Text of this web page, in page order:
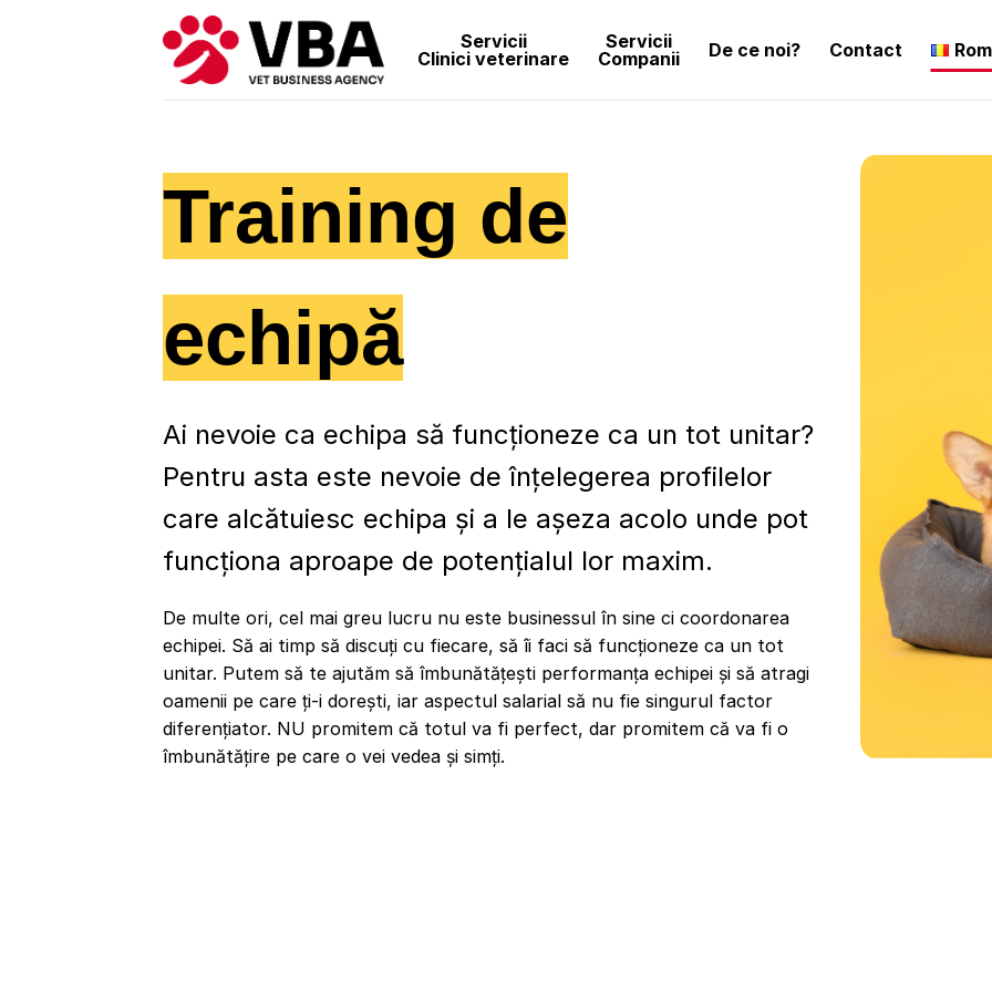
Servicii
Clinici veterinare
Servicii
Companii
De ce noi? Contact
Training de
echipă
Ai nevoie ca echipa să funcționeze ca un tot unitar?
Pentru asta este nevoie de înțelegerea profilelor
care alcătuiesc echipa și a le așeza acolo unde pot
funcționa aproape de potențialul lor maxim.
De multe ori, cel mai greu lucru nu este businessul în sine ci coordonarea
echipei. Să ai timp să discuți cu fiecare, să îi faci să funcționeze ca un tot
unitar. Putem să te ajutăm să îmbunătățești performanța echipei și să atragi
oamenii pe care ți-i dorești, iar aspectul salarial să nu fie singurul factor
diferențiator. NU promitem că totul va fi perfect, dar promitem că va fi o
îmbunătățire pe care o vei vedea și simți.